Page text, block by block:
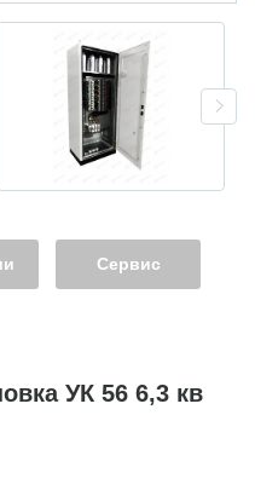
Сервис
УК 56 6,3 кв